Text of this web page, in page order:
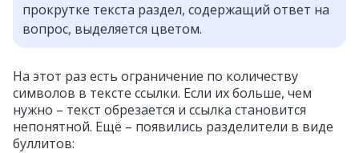
прокрутке текста раздел, содержащий ответ на
вопрос, выделяется цветом.
На этот раз есть ограничение по количеству
символов в тексте ссылки. Если их больше, чем
нужно – текст обрезается и ссылка становится
непонятной. Ещё – появились разделители в виде
буллитов: